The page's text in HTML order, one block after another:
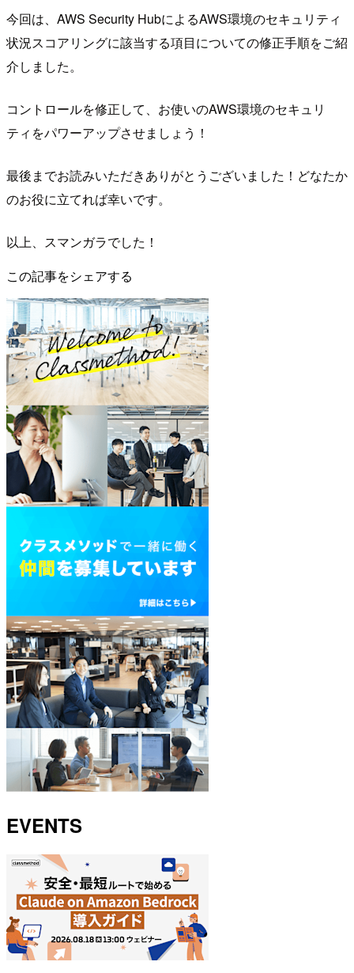
今回は、AWS Security HubによるAWS環境のセキュリティ
状況スコアリングに該当する項目についての修正手順をご紹
介しました。
コントロールを修正して、お使いのAWS環境のセキュリ
ティをパワーアップさせましょう！
最後までお読みいただきありがとうございました！どなたか
のお役に立てれば幸いです。
以上、スマンガラでした！
この記事をシェアする
EVENTS